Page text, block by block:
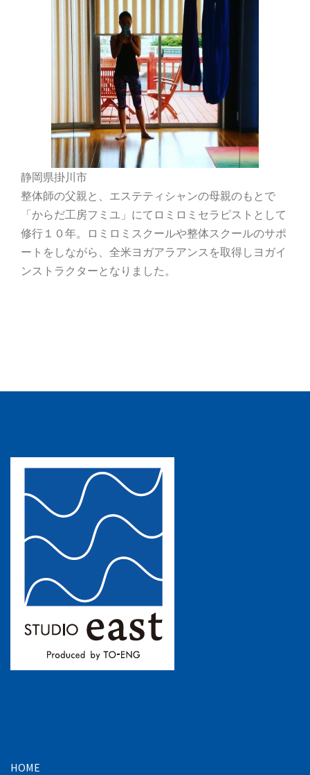
静岡県掛川市
整体師の父親と、エステティシャンの母親のもとで
「からだ工房フミユ」にてロミロミセラピストとして
修行１０年。ロミロミスクールや整体スクールのサポ
ートをしながら、全米ヨガアラアンスを取得しヨガイ
ンストラクターとなりました。
HOME